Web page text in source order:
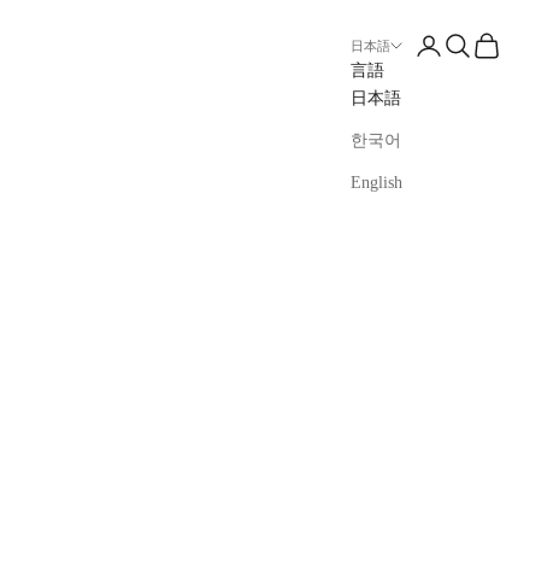
日本語
言語
日本語
한국어
English
ログイン
検索カート